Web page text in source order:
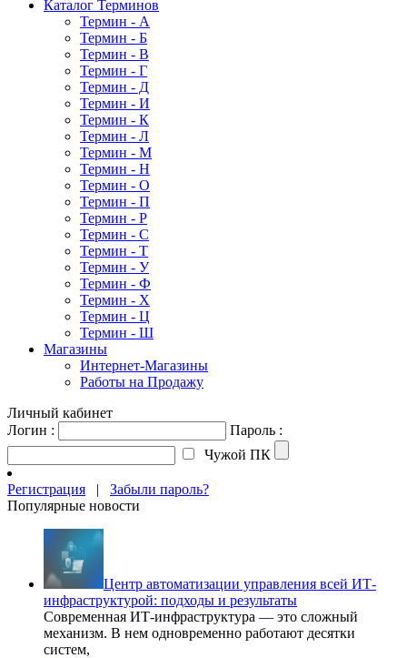
Каталог Терминов
Термин - А
Термин - Б
Термин - В
Термин - Г
Термин - Д
Термин - И
Термин - К
Термин - Л
Термин - М
Термин - Н
Термин - О
Термин - П
Термин - Р
Термин - С
Термин - Т
Термин - У
Термин - Ф
Термин - Х
Термин - Ц
Термин - Ш
Магазины
Интернет-Магазины
Работы на Продажу
Личный кабинет
Логин :
Пароль :
Чужой ПК
Регистрация | Забыли пароль?
Популярные новости
Центр автоматизации управления всей ИТ-
инфраструктурой: подходы и результаты
Современная ИТ-инфраструктура — это сложный
механизм. В нем одновременно работают десятки
систем,